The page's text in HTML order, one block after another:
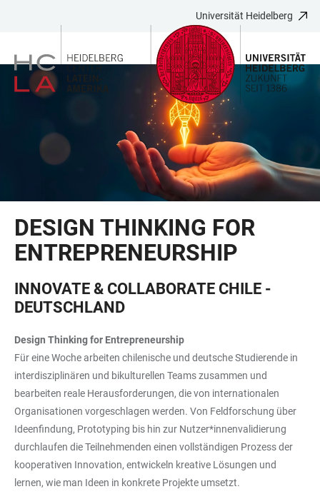
ZUR
BARRIEREFREIHEIT
Universität Heidelberg
DESIGN THINKING FOR
ENTREPRENEURSHIP
INNOVATE & COLLABORATE CHILE -
DEUTSCHLAND
Design Thinking for Entrepreneurship
Für eine Woche arbeiten chilenische und deutsche Studierende in
interdisziplinären und bikulturellen Teams zusammen und
bearbeiten reale Herausforderungen, die von internationalen
Organisationen vorgeschlagen werden. Von Feldforschung über
Ideenfindung, Prototyping bis hin zur Nutzer*innenvalidierung
durchlaufen die Teilnehmenden einen vollständigen Prozess der
kooperativen Innovation, entwickeln kreative Lösungen und
lernen, wie man Ideen in konkrete Projekte umsetzt.